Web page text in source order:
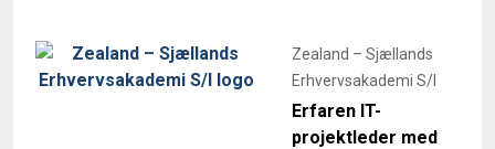
Zealand – Sjællands
Erhvervsakademi S/I
Erfaren IT-
projektleder med